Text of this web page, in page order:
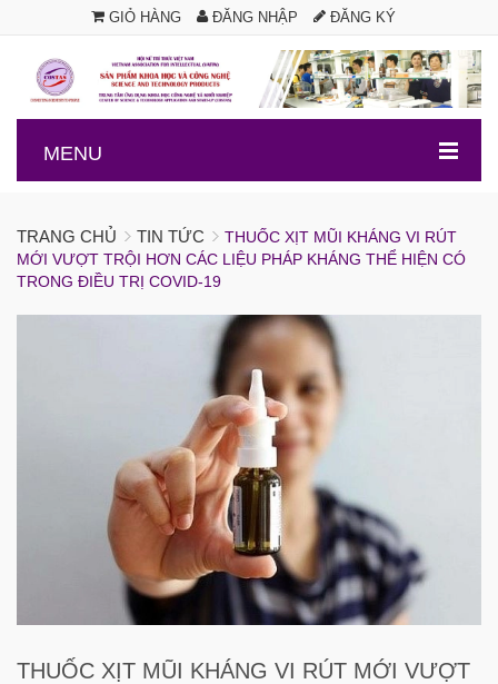
GIỎ HÀNG ĐĂNG NHẬP ĐĂNG KÝ
.
MENU
TRANG CHỦ TIN TỨC
THUỐC XỊT MŨI KHÁNG VI RÚT
MỚI VƯỢT TRỘI HƠN CÁC LIỆU PHÁP KHÁNG THỂ HIỆN CÓ
TRONG ĐIỀU TRỊ COVID-19
THUỐC XỊT MŨI KHÁNG VI RÚT MỚI VƯỢT